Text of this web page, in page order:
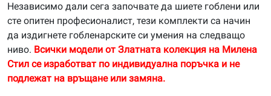
Независимо дали сега започвате да шиете гоблени или
сте опитен професионалист, тези комплекти са начин
да издигнете гобленарските си умения на следващо
ниво. Всички модели от Златната колекция на Милена
Стил се изработват по индивидуална поръчка и не
подлежат на връщане или замяна.